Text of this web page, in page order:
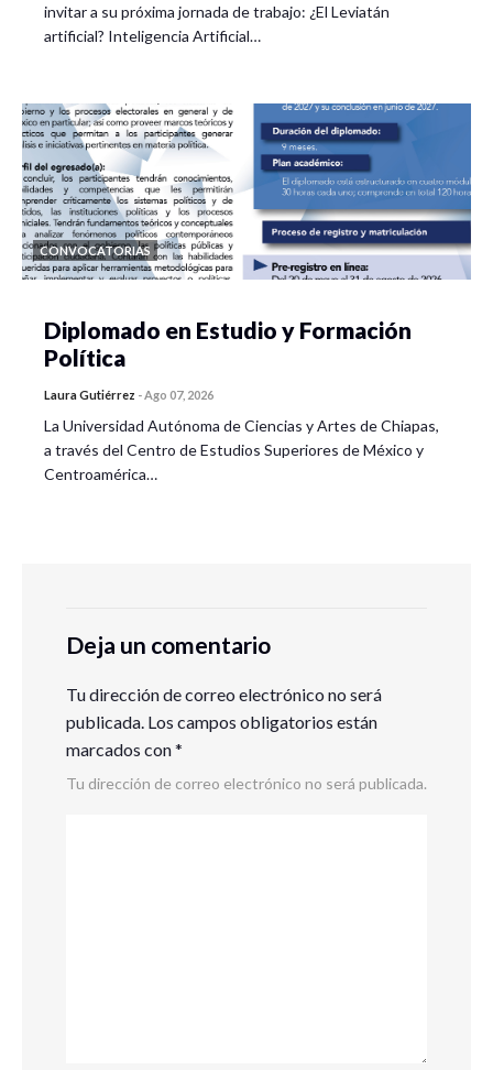
invitar a su próxima jornada de trabajo: ¿El Leviatán
artificial? Inteligencia Artificial…
CONVOCATORIAS
Diplomado en Estudio y Formación
Política
Laura Gutiérrez -Ago 07, 2026
La Universidad Autónoma de Ciencias y Artes de Chiapas,
a través del Centro de Estudios Superiores de México y
Centroamérica…
Deja un comentario
Tu dirección de correo electrónico no será
publicada. Los campos obligatorios están
marcados con*
Tu dirección de correo electrónico no será publicada.